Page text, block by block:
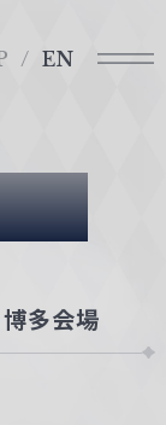
EN
多会場